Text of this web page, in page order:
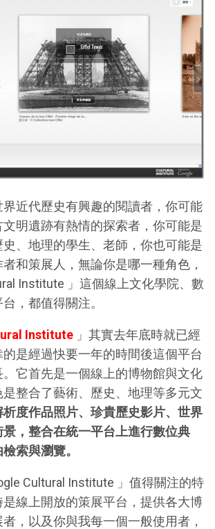
近代歷史有興趣的閱讀者，你可能
明遺跡有熱情的探索者，你可能是
、地理的學生、老師，你也可能是
和策展人，無論你是哪一種角色，
Institute 」這個線上文化學院、數
，都值得關注。
Institute 」其實去年底時就已經
的是經過快要一年的時間後這個平台
它首先是一個線上的博物館與文化
整合了藝術、歷史、地理等多元文
析度作品照片、珍貴歷史影片、世界
，整合在統一平台上進行數位典
索與瀏覽。
Cultural Institute 」值得關注的特
線上開放的策展平台，提供各大博
，以及你與我每一個一般使用者，